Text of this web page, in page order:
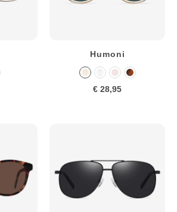
Humoni
€ 28,95